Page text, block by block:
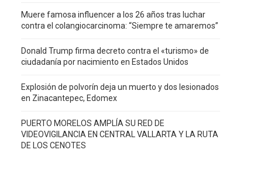
Muere famosa influencer a los 26 años tras luchar
contra el colangiocarcinoma: “Siempre te amaremos”
Donald Trump firma decreto contra el «turismo» de
ciudadanía por nacimiento en Estados Unidos
Explosión de polvorín deja un muerto y dos lesionados
en Zinacantepec, Edomex
PUERTO MORELOS AMPLÍA SU RED DE
VIDEOVIGILANCIA EN CENTRAL VALLARTA Y LA RUTA
DE LOS CENOTES